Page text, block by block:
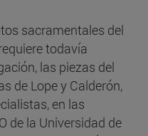
sacramentales del
todavía
las piezas del
de Lope y Calderón,
en las
de la Universidad de